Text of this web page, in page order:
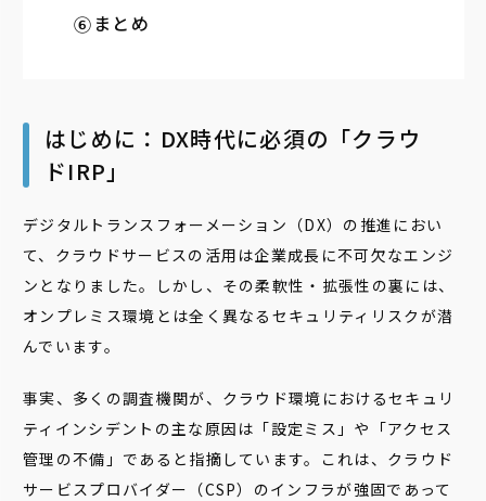
まとめ
はじめに：DX時代に必須の「クラウ
ドIRP」
デジタルトランスフォーメーション（DX）の推進におい
て、クラウドサービスの活用は企業成長に不可欠なエンジ
ンとなりました。しかし、その柔軟性・拡張性の裏には、
オンプレミス環境とは全く異なるセキュリティリスクが潜
んでいます。
事実、多くの調査機関が、クラウド環境におけるセキュリ
ティインシデントの主な原因は「設定ミス」や「アクセス
管理の不備」であると指摘しています。これは、クラウド
サービスプロバイダー（CSP）のインフラが強固であって